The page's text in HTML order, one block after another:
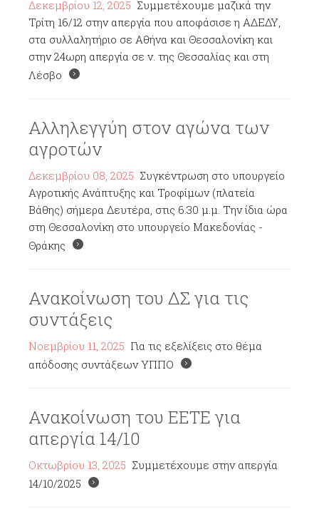
Δεκεμβρίου 12, 2025 Συμμετέχουμε μαζικά την
Τρίτη 16/12 στην απεργία που αποφάσισε η ΑΔΕΔΥ,
στα συλλαλητήριο σε Αθήνα και Θεσσαλονίκη και
στην 24ωρη απεργία σε ν. της Θεσσαλίας και στη
Λέσβο
Αλληλεγγύη στον αγώνα των
αγροτών
Δεκεμβρίου 08, 2025 Συγκέντρωση στο υπουργείο
Αγροτικής Ανάπτυξης και Τροφίμων (πλατεία
Βάθης) σήμερα Δευτέρα, στις 6.30 μ.μ. Την ίδια ώρα
στη Θεσσαλονίκη στο υπουργείο Μακεδονίας -
Θράκης
Ανακοίνωση του ΔΣ για τις
συντάξεις
Νοεμβρίου 11, 2025 Για τις εξελίξεις στο θέμα
απόδοσης συντάξεων ΥΠΠΟ
Ανακοίνωση του ΕΕΤΕ για
απεργία 14/10
Οκτωβρίου 13, 2025 Συμμετέχουμε στην απεργία
14/10/2025